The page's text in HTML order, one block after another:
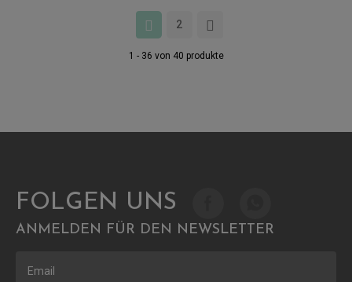
2
1 - 36 von 40 produkte
FOLGEN UNS
ANMELDEN FÜR DEN NEWSLETTER